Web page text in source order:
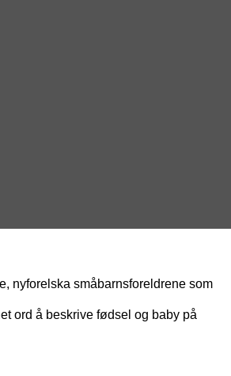
nyforelska småbarnsforeldrene som
ord å beskrive fødsel og baby på